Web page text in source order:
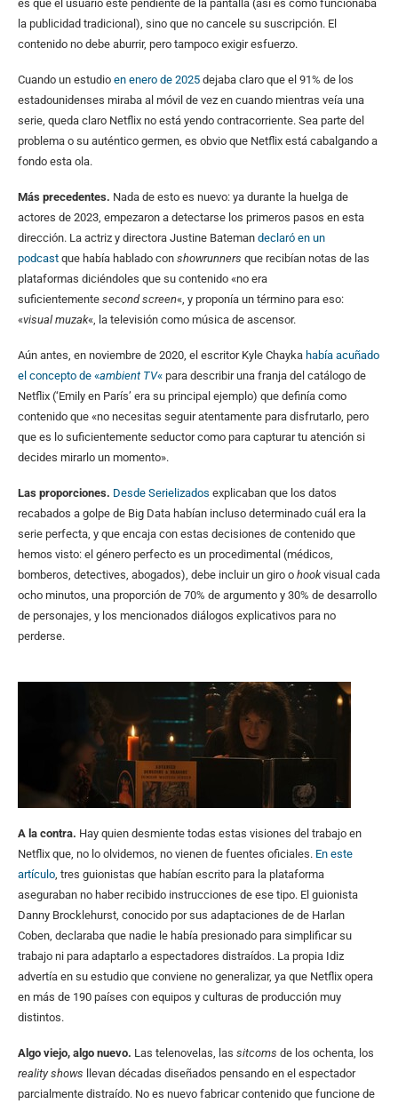
es que el usuario esté pendiente de la pantalla (así es como funcionaba
la publicidad tradicional), sino que no cancele su suscripción. El
contenido no debe aburrir, pero tampoco exigir esfuerzo.
Cuando un estudio en enero de 2025 dejaba claro que el 91% de los
estadounidenses miraba al móvil de vez en cuando mientras veía una
serie, queda claro Netflix no está yendo contracorriente. Sea parte del
problema o su auténtico germen, es obvio que Netflix está cabalgando a
fondo esta ola.
Más precedentes. Nada de esto es nuevo: ya durante la huelga de
actores de 2023, empezaron a detectarse los primeros pasos en esta
dirección. La actriz y directora Justine Bateman declaró en un
podcast que había hablado con showrunners que recibían notas de las
plataformas diciéndoles que su contenido «no era
suficientemente second screen«, y proponía un término para eso:
«visual muzak«, la televisión como música de ascensor.
Aún antes, en noviembre de 2020, el escritor Kyle Chayka había acuñado
el concepto de «ambient TV« para describir una franja del catálogo de
Netflix (‘Emily en París’ era su principal ejemplo) que definía como
contenido que «no necesitas seguir atentamente para disfrutarlo, pero
que es lo suficientemente seductor como para capturar tu atención si
decides mirarlo un momento».
Las proporciones. Desde Serielizados explicaban que los datos
recabados a golpe de Big Data habían incluso determinado cuál era la
serie perfecta, y que encaja con estas decisiones de contenido que
hemos visto: el género perfecto es un procedimental (médicos,
bomberos, detectives, abogados), debe incluir un giro o hookvisual cada
ocho minutos, una proporción de 70% de argumento y 30% de desarrollo
de personajes, y los mencionados diálogos explicativos para no
perderse.
A la contra. Hay quien desmiente todas estas visiones del trabajo en
Netflix que, no lo olvidemos, no vienen de fuentes oficiales. En este
artículo , tres guionistas que habían escrito para la plataforma
aseguraban no haber recibido instrucciones de ese tipo. El guionista
Danny Brocklehurst, conocido por sus adaptaciones de de Harlan
Coben, declaraba que nadie le había presionado para simplificar su
trabajo ni para adaptarlo a espectadores distraídos. La propia Idiz
advertía en su estudio que conviene no generalizar, ya que Netflix opera
en más de 190 países con equipos y culturas de producción muy
distintos.
Algo viejo, algo nuevo. Las telenovelas, las sitcoms de los ochenta, los
reality shows
llevan décadas diseñados pensando en el espectador
parcialmente distraído. No es nuevo fabricar contenido que funcione de